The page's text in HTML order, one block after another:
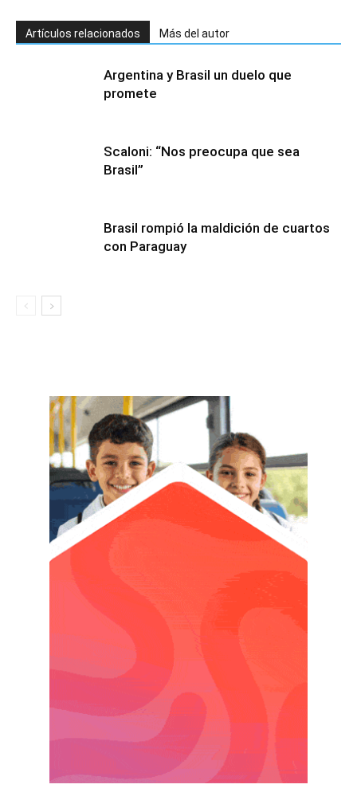
Artículos relacionados Más del autor
Argentina y Brasil un duelo que
promete
Scaloni: “Nos preocupa que sea
Brasil”
Brasil rompió la maldición de cuartos
con Paraguay